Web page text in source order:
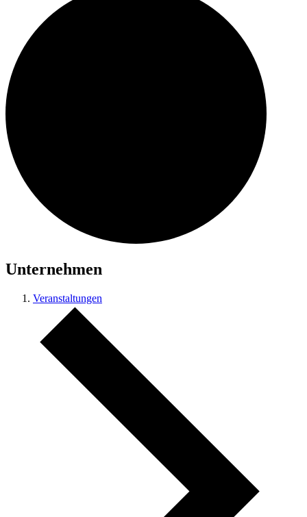
Unternehmen
Veranstaltungen